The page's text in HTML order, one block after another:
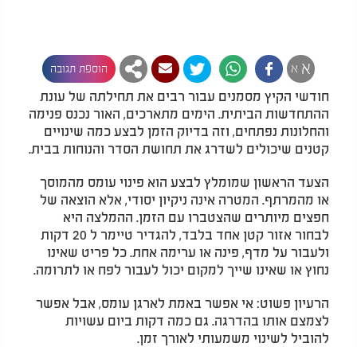
א א הוספת תגובה
חודשי הקיץ מסמנים עבור רבים את תחילתה של עונת
ההתחדשות הביתית. הימים מתארכים, האור נכנס פנימה
והחלונות נפתחים, וזה בדיוק הזמן לבצע כמה שינויים
קטנים שיכולים לשדרג את תחושת הסדר והנוחות בבית.
הצעד הראשון שמומלץ לבצע הוא פינוי עומס מהמוסך
או מהמרתף. המטרה אינה ניקיון יסודי, אלא הוצאה של
חפצים מיותרים שהצטברו עם הזמן. ההמלצה היא
לבחור אזור קטן אחד בלבד, להגדיר טיימר ל 20 דקות
ולעבור על מדף, פינה או ערימה אחת. כל פריט שאינו
נחוץ או שאינו שייך למקום יכול לעבור לפח או לתרומה.
הרעיון פשוט: אי אפשר באמת לארגן עומס, אבל אפשר
לצמצם אותו בהדרגה. גם כמה דקות ביום עשויות
להוביל לשינוי משמעותי לאורך זמן.